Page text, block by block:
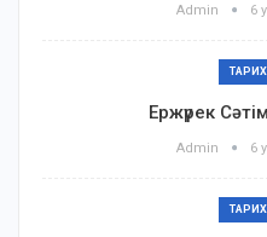
Admin 6
Ержүрек
Admin 6